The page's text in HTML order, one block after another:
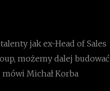
jak ex-Head of Sales
możemy dalej budować
Michał Korba